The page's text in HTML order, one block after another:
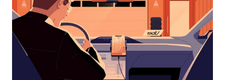
selecionar
uma
data.
Prima
o
botão